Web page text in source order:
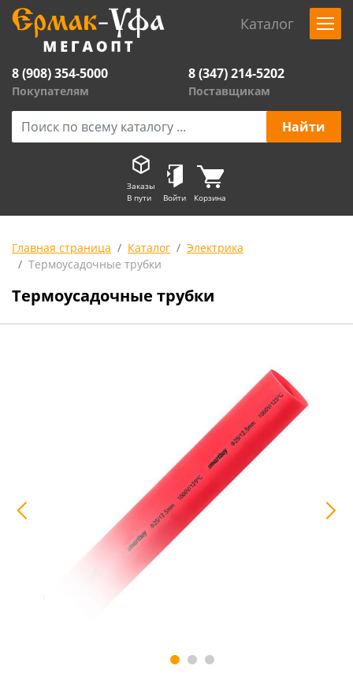
Каталог
8 (908) 354-5000
Покупателям
8 (347) 214-5202
Поставщикам
Заказы
В пути
Войти Корзина
Главная страница Каталог
Электрика
Термоусадочные трубки
Термоусадочные трубки